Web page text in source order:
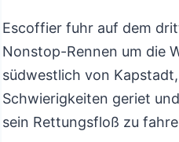
Escoffier fuhr auf dem
Nonstop-Rennen um die
südwestlich von Kapstadt,
Schwierigkeiten geriet
sein Rettungsfloß zu